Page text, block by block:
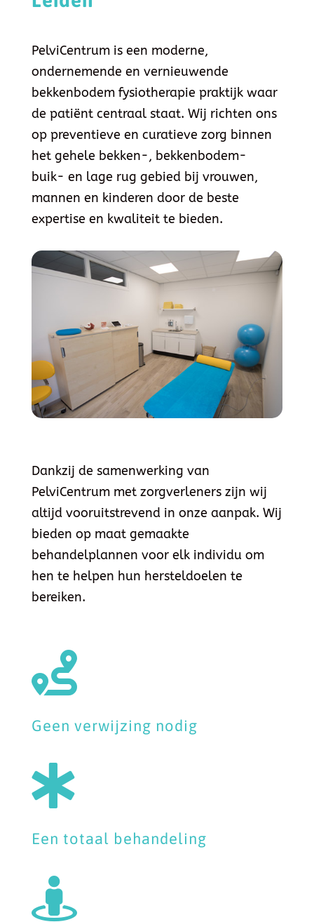
PelviCentrum is een moderne,
ondernemende en vernieuwende
bekkenbodem fysiotherapie praktijk waar
de patiënt centraal staat. Wij richten ons
op preventieve en curatieve zorg binnen
het gehele bekken-, bekkenbodem-
buik- en lage rug gebied bij vrouwen,
mannen en kinderen door de beste
expertise en kwaliteit te bieden.
Dankzij de samenwerking van
PelviCentrum met zorgverleners zijn wij
altijd vooruitstrevend in onze aanpak. Wij
bieden op maat gemaakte
behandelplannen voor elk individu om
hen te helpen hun hersteldoelen te
bereiken.

Geen verwijzing nodig

Een totaal behandeling
